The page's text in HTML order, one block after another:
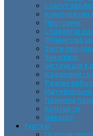
Статут
Комплексна
Програми
Стратегія
Фінансова
Звіти про
Закупівлі
Інструкція з
Кадровий
Режим
Правила
Контакти
Вакансії
Гуртки
Освітня